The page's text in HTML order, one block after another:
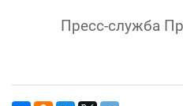
Пресс-служба